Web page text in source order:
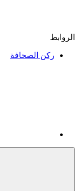
الروابط
ركن الصحافة